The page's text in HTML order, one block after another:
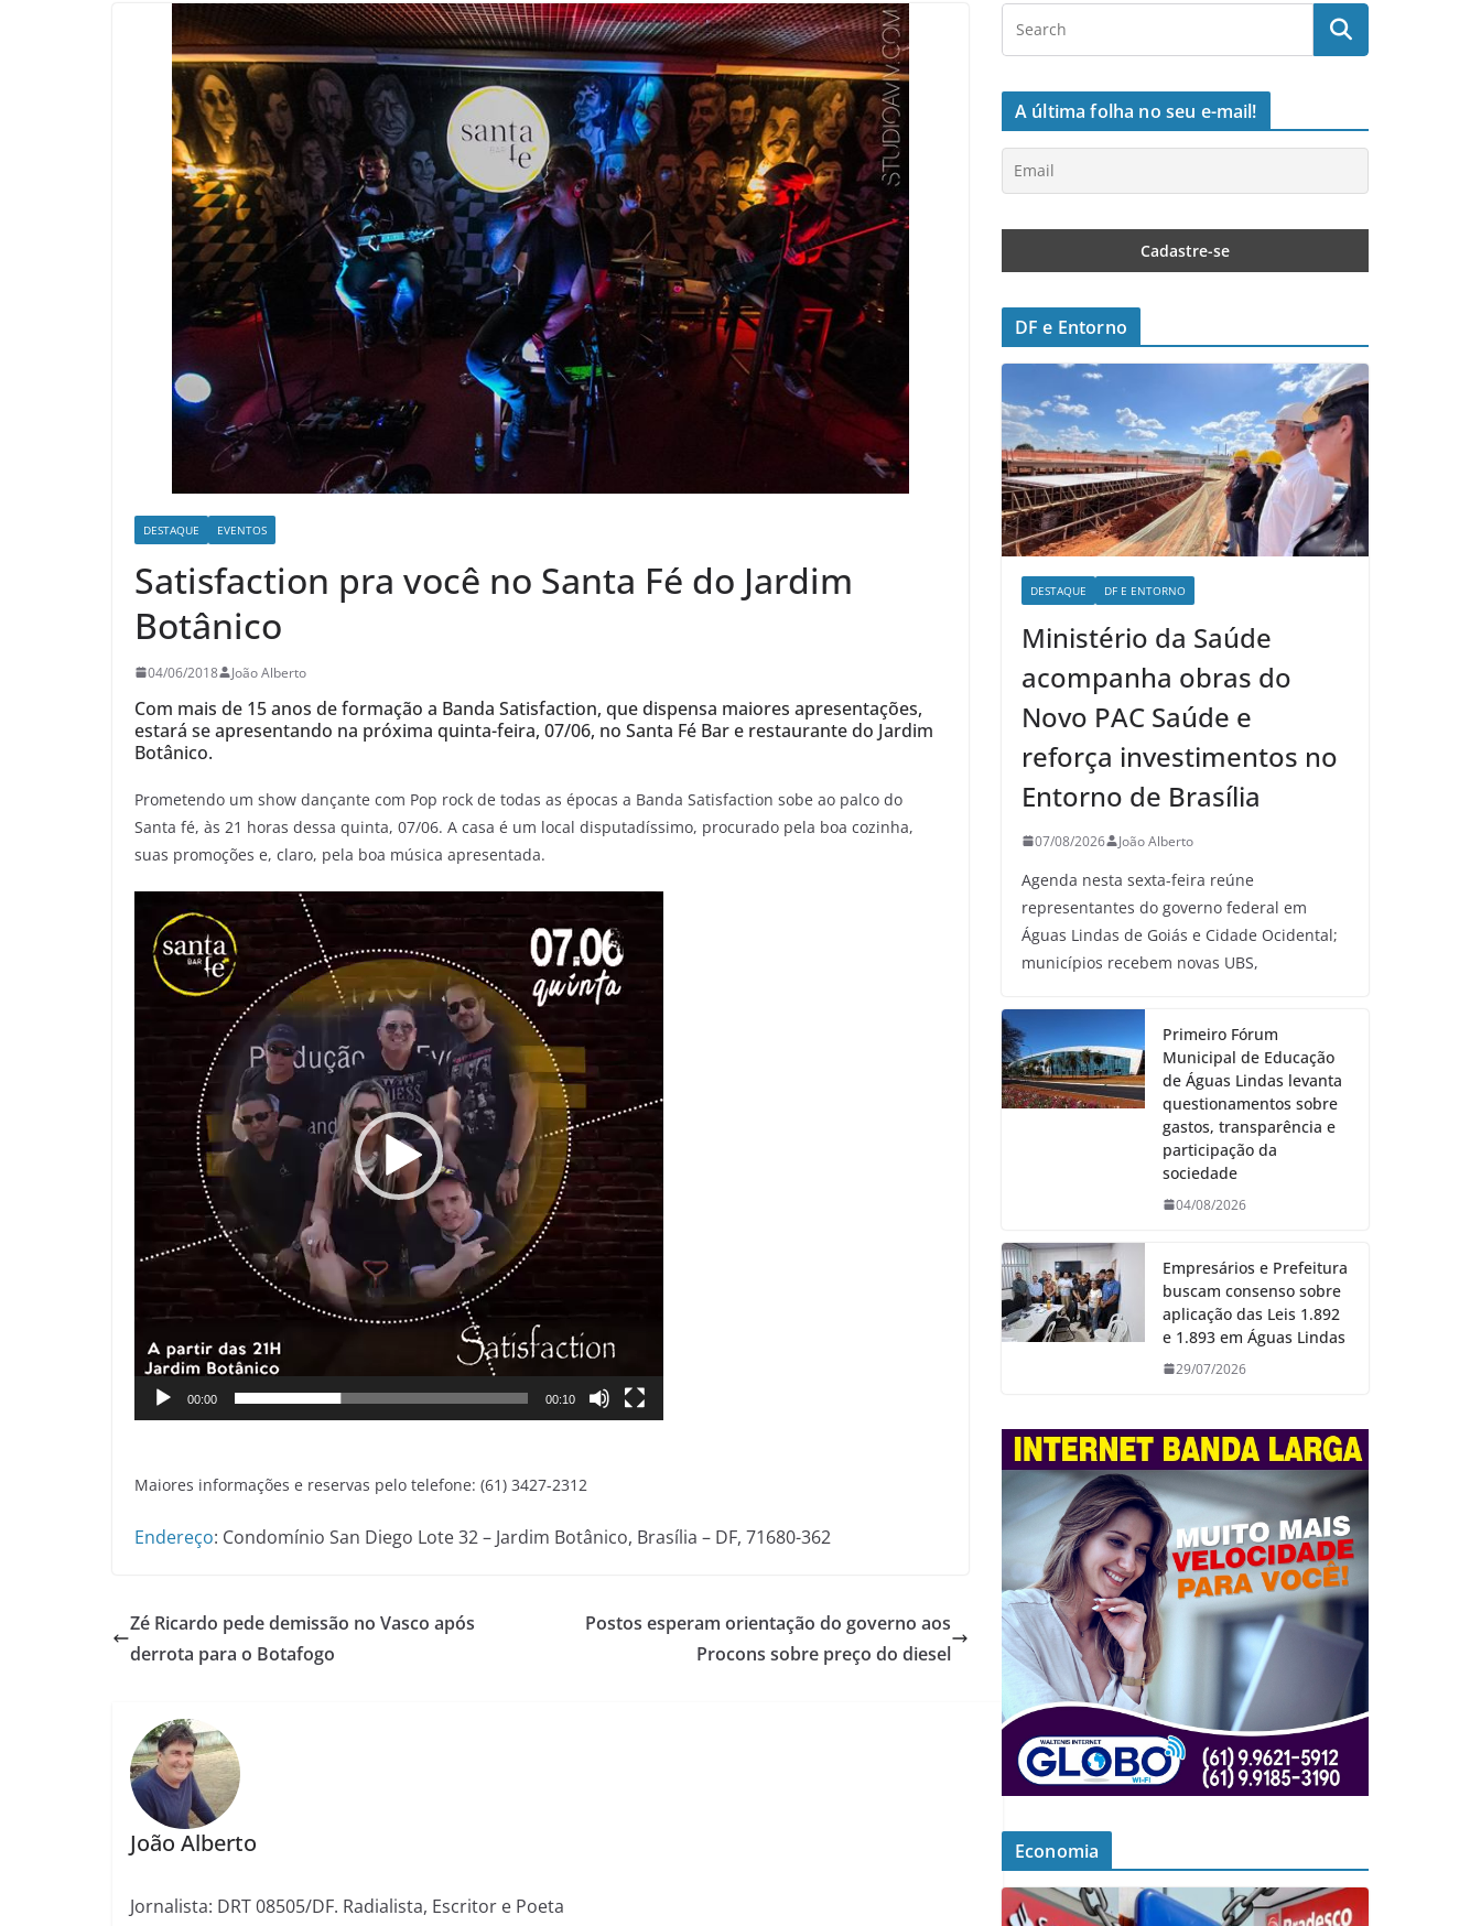
DESTAQUE EVENTOS
Satisfaction pra você no Santa Fé do Jardim
Botânico
04/06/2018 João Alberto
Com mais de 15 anos de formação a Banda Satisfaction, que dispensa maiores apresentações,
estará se apresentando na próxima quinta-feira, 07/06, no Santa Fé Bar e restaurante do Jardim
Botânico.
Prometendo um show dançante com Pop rock de todas as épocas a Banda Satisfaction sobe ao palco do
Santa fé, às 21 horas dessa quinta, 07/06. A casa é um local disputadíssimo, procurado pela boa cozinha,
suas promoções e, claro, pela boa música apresentada.
Reprodutor
vídeo
00:00 00:10
Maiores informações e reservas pelo telefone: (61) 3427-2312
Endereço: Condomínio San Diego Lote 32 – Jardim Botânico, Brasília – DF, 71680-362
Zé Ricardo pede demissão no Vasco após
derrota para o Botafogo
Postos esperam orientação do governo aos
Procons sobre preço do diesel
João Alberto
Jornalista: DRT 08505/DF. Radialista, Escritor e Poeta
A última folha no seu e-mail!
DF e Entorno
DESTAQUE DF E ENTORNO
Ministério da Saúde
acompanha obras do
Novo PAC Saúde e
reforça investimentos no
Entorno de Brasília
07/08/2026 João Alberto
Agenda nesta sexta-feira reúne
representantes do governo federal em
Águas Lindas de Goiás e Cidade Ocidental;
municípios recebem novas UBS,
Primeiro Fórum
Municipal de Educação
de Águas Lindas levanta
questionamentos sobre
gastos, transparência e
participação da
sociedade
04/08/2026
Empresários e Prefeitura
buscam consenso sobre
aplicação das Leis 1.892
e 1.893 em Águas Lindas
29/07/2026
Economia